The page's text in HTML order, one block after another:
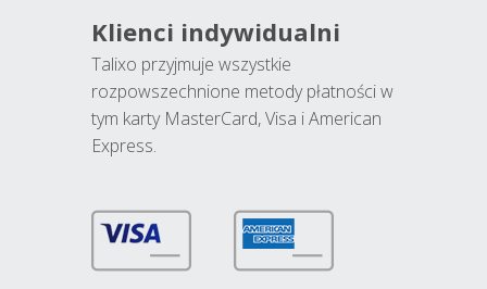
Klienci indywidualni
Talixo przyjmuje wszystkie
rozpowszechnione metody płatności w
tym karty MasterCard, Visa i American
Express.